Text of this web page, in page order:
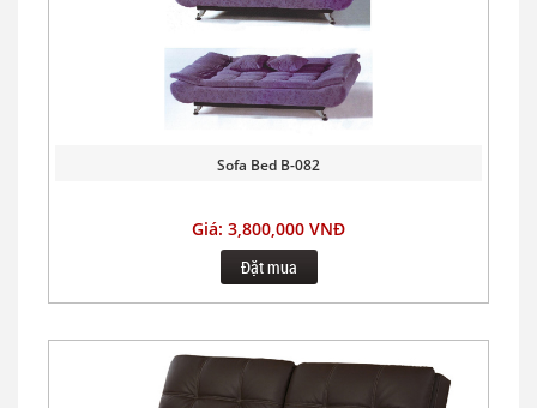
Sofa Bed B-082
Giá: 3,800,000 VNĐ
Đặt mua